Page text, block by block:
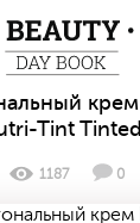
крем
Tint
1187 0